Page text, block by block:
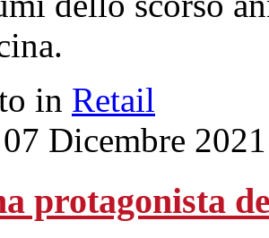
in Retail
Dicembre
protagonista